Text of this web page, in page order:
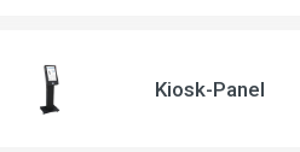
Kiosk-Panel